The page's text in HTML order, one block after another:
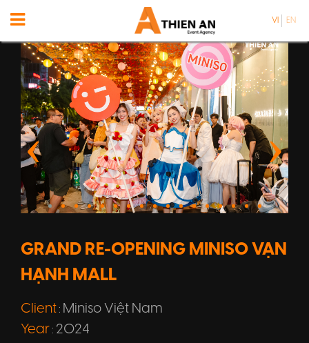
VI EN
GRAND RE-OPENING MINISO VẠN
HẠNH MALL
Client : Miniso Việt Nam
Year : 2024